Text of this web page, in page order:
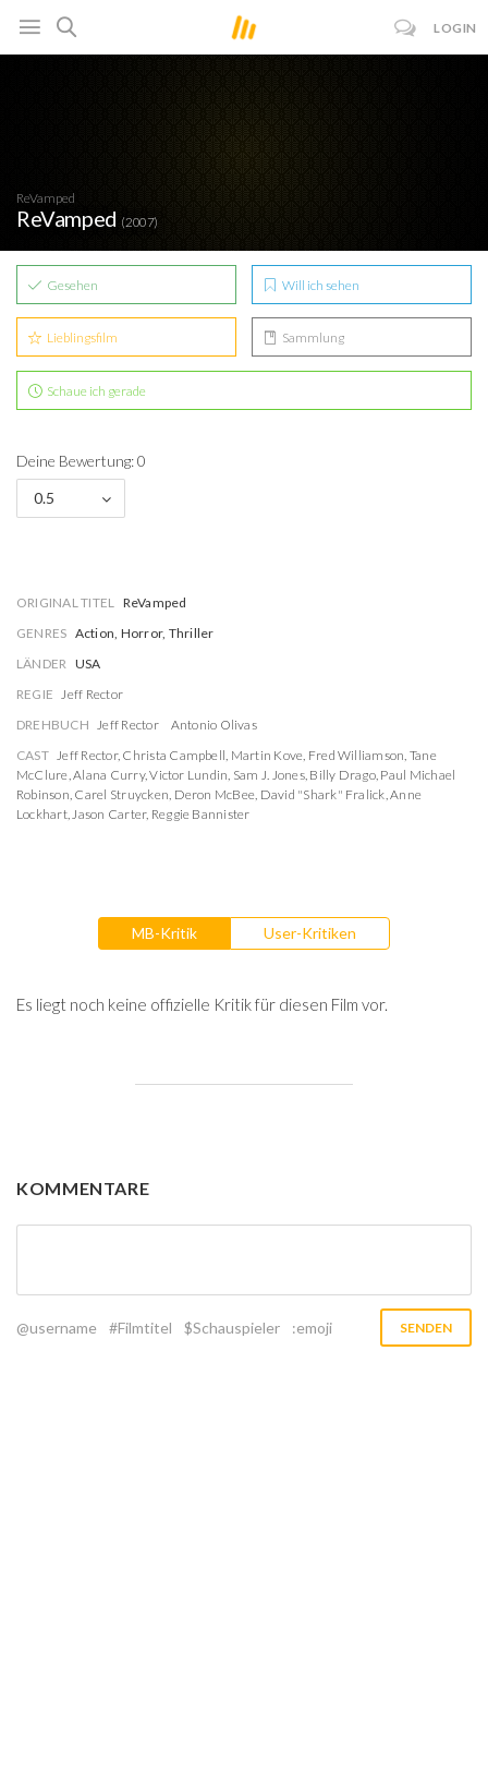
LOGIN
ReVamped
ReVamped (2007)
Gesehen Will ich sehen
Lieblingsfilm Sammlung
Schaue ich gerade
Deine Bewertung: 0
0.5
ORIGINAL TITEL ReVamped
GENRES Action, Horror, Thriller
LÄNDER USA
REGIE Jeff Rector
DREHBUCH Jeff Rector
Antonio Olivas
CAST Jeff Rector, Christa Campbell, Martin Kove, Fred Williamson, Tane
McClure,Alana Curry,Victor Lundin, Sam J. Jones, Billy Drago, Paul Michael
Robinson, Carel Struycken, Deron McBee, David "Shark" Fralick,Anne
Lockhart,Jason Carter, Reggie Bannister
MB-Kritik User-Kritiken
Es liegt noch keine offizielle Kritik für diesen Film vor.
KOMMENTARE
@username #Filmtitel $Schauspieler :emoji